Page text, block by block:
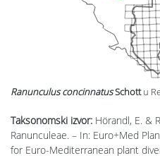
Taksonomski izvor: Hörandl, E. &
Ranunculeae. – In: Euro+Med
for Euro-Mediterranean plant
Ranunculus concinnatusSchott u